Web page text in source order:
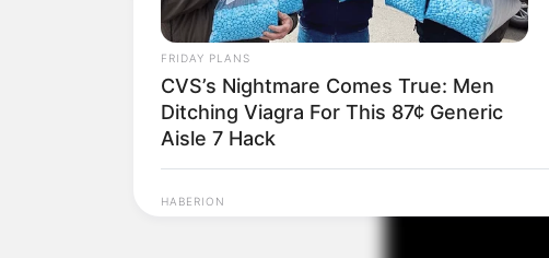
FRIDAY PLANS
CVS’s Nightmare Comes True: Men
Ditching Viagra For This 87¢ Generic
Aisle 7 Hack
HABERION